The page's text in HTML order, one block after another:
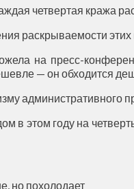
четвертая кража
раскрываемости этих
на пресс-
— он обходится
административного
в этом году на
но похолодает